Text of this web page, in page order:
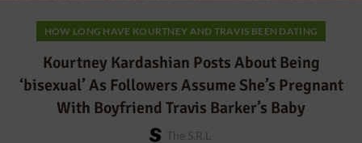
HOW LONG HAVE KOURTNEY AND TRAVIS BEEN DATING
Kourtney Kardashian Posts About Being
‘bisexual’ As Followers Assume She’s Pregnant
With Boyfriend Travis Barker’s Baby
The S.r.l